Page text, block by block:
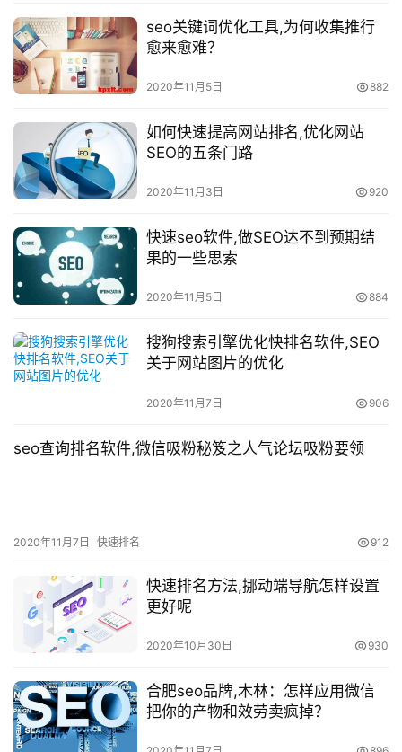
seo关键词优化工具,为何收集推行
愈来愈难？
2020年11月5日 882
如何快速提高网站排名,优化网站
SEO的五条门路
2020年11月3日 920
快速seo软件,做SEO达不到预期结
果的一些思索
2020年11月5日 884
搜狗搜索引擎优化快排名软件,SEO
关于网站图片的优化
2020年11月7日 906
seo查询排名软件,微信吸粉秘笈之人气论坛吸粉要领
2020年11月7日 快速排名 912
快速排名方法,挪动端导航怎样设置
更好呢
2020年10月30日 930
合肥seo品牌,木林：怎样应用微信
把你的产物和效劳卖疯掉？